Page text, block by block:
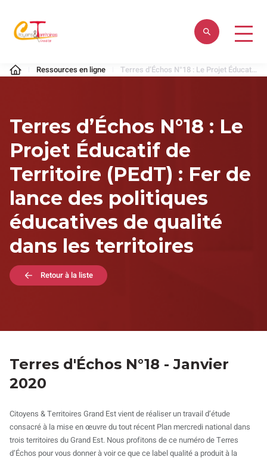
contenu
Citoyens
&
Ressources en ligne Terres d’Échos N°18 : Le Projet Éducatif de Territoire (PEdT) : Fer de lance des politiques éducatives de qualité dans les territoires
Terres d’Échos N°18 : Le
Projet Éducatif de
Territoire (PEdT) : Fer de
lance des politiques
éducatives de qualité
dans les territoires
Retour à la liste
Terres d'Échos N°18 - Janvier
2020
Citoyens & Territoires Grand Est vient de réaliser un travail d’étude
consacré à la mise en œuvre du tout récent Plan mercredi national dans
trois territoires du Grand Est. Nous profitons de ce numéro de Terres
d’Échos pour vous donner à voir ce que ce label qualité a produit à la